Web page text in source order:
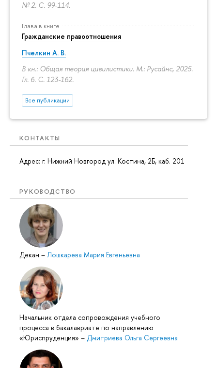
№ 2. С. 99-114.
Глава в книге
Гражданские правоотношения
Пчелкин А. В.
В кн.: Общая теория цивилистики. М.: Русайнс, 2025.
Гл. 6. С. 123-162.
Все публикации
КОНТАКТЫ
Адрес: г. Нижний Новгород ул. Костина, 2Б, каб. 201
РУКОВОДСТВО
Декан – Лошкарева Мария Евгеньевна
Начальник отдела сопровождения учебного
процесса в бакалавриате по направлению
«Юриспруденция» – Дмитриева Ольга Сергеевна